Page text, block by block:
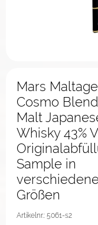
Mars Maltage
Cosmo
Malt
Whisky 43%
Sample in
Größen
Artikelnr.: 5061-s2